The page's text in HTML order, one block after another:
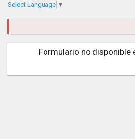
Select Language ▼
Formulario no disponible